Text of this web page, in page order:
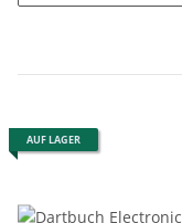
AUF LAGER